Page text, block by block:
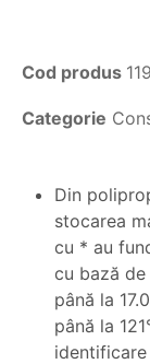
Cod produs
Categorie
Din
stocarea
cu * au
cu bază
până la
până la